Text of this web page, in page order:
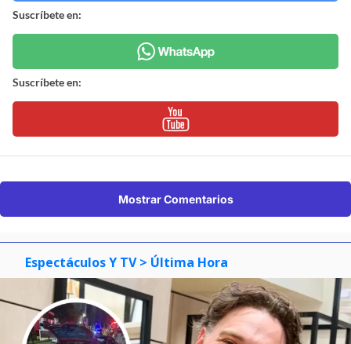
Suscríbete en:
Suscríbete en:
Mostrar Comentarios
Espectáculos Y TV > Última Hora